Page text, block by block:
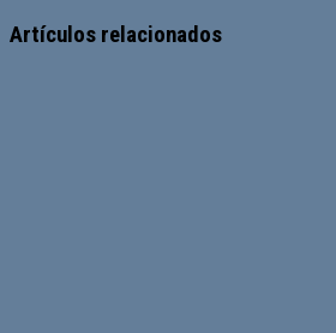
web
Artículos relacionados